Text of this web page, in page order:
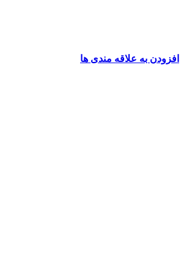
افزودن به علاقه مندی ها